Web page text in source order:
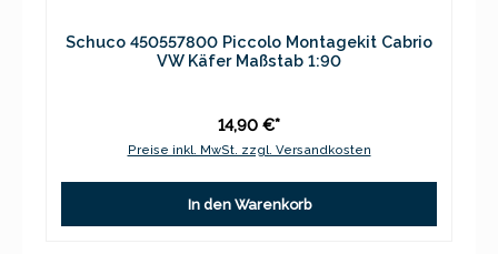
Schuco 450557800 Piccolo Montagekit Cabrio
VW Käfer Maßstab 1:90
14,90 €*
Preise inkl. MwSt. zzgl. Versandkosten
In den Warenkorb